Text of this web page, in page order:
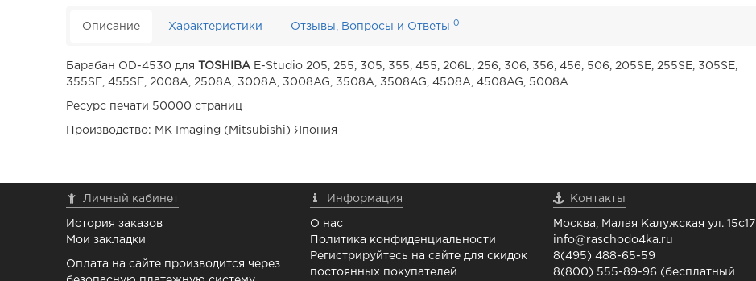
Описание Характеристики Отзывы, Вопросы и Ответы0
Барабан OD-4530 для TOSHIBA E-Studio 205, 255, 305, 355, 455, 206L, 256, 306, 356, 456, 506, 205SE, 255SE, 305SE,
355SE, 455SE, 2008A, 2508A, 3008A, 3008AG, 3508A, 3508AG, 4508A, 4508AG, 5008A
Ресурс печати 50000 страниц
Производство: MK Imaging (Mitsubishi) Япония
Личный кабинет
История заказов
Мои закладки
Оплата на сайте производится через
Информация
О нас
Политика конфиденциальности
Регистрируйтесь на сайте для скидок
постоянных покупателей
Контакты
Москва, Малая Калужская ул. 15с17
info@raschodo4ka.ru
8(495) 488-65-59
8(800) 555-89-96 (бесплатный